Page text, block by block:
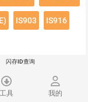
工具 我的
IS903 IS916
闪存ID查询